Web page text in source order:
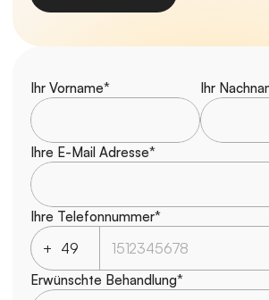
Ihr Vorname* Ihr
Ihre E-Mail Adresse*
Ihre Telefonnummer*
+
Erwünschte Behandlung*